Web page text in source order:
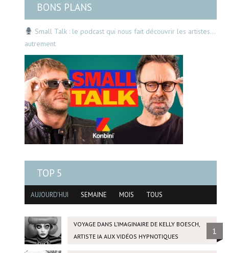
BONS PLANS
Small Talk : le podcast qui nous fait découvrir les artistes…
autrement
TOP 5
AUJOURD'HUI SEMAINE MOIS TOUS
VOYAGE DANS L’IMAGINAIRE DE KELLY BOESCH,
ARTISTE IA AUX VIDÉOS HYPNOTIQUES
1